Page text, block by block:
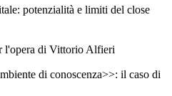
potenzialità e limiti del close
l'opera di Vittorio Alfieri
di conoscenza>>: il caso di